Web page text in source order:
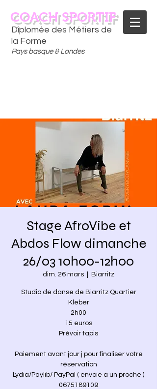
Dîplomée des Métiers de
la Forme
Pays basque & Landes
COACH SPORTIF
Stage AfroVibe et
Abdos Flow dimanche
26/03 10h00-12h00
dim. 26 mars Biarritz
Studio de danse de Biarritz Quartier
Kleber
2h00
15 euros
Prévoir tapis
Paiement avant jour j pour finaliser votre
réservation
Lydia/Paylib/ PayPal ( envoie a un proche )
0675189109